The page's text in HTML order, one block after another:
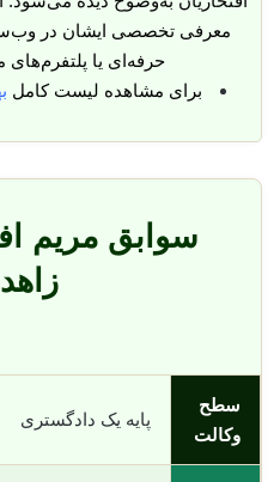
معرفی تخصصی ایشان در
حرفه‌ای یا پلتفرم‌های
برای مشاهده لیست کامل
سوابق مریم
سطح
وکالت
پایه یک دادگستری